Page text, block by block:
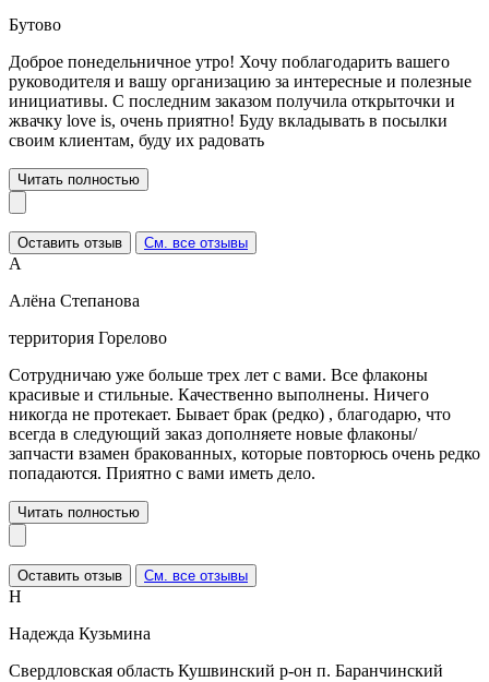
Бутово
Доброе понедельничное утро! Хочу поблагодарить вашего
руководителя и вашу организацию за интересные и полезные
инициативы. С последним заказом получила открыточки и
жвачку love is, очень приятно! Буду вкладывать в посылки
своим клиентам, буду их радовать
Читать полностью
Оставить отзыв См. все отзывы
А
Алёна Степанова
территория Горелово
Сотрудничаю уже больше трех лет с вами. Все флаконы
красивые и стильные. Качественно выполнены. Ничего
никогда не протекает. Бывает брак (редко) , благодарю, что
всегда в следующий заказ дополняете новые флаконы/
запчасти взамен бракованных, которые повторюсь очень редко
попадаются. Приятно с вами иметь дело.
Читать полностью
Оставить отзыв См. все отзывы
Н
Надежда Кузьмина
Свердловская область Кушвинский р-он п. Баранчинский